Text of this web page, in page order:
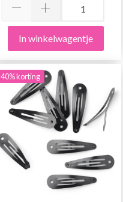
In winkelwagentje
40% korting